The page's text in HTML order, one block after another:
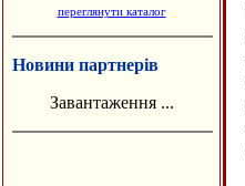
переглянути каталог
Новини партнерів
Завантаження ...